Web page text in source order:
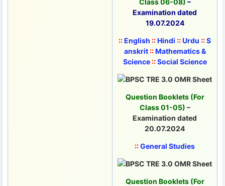
Examination dated
19.07.2024
::English ::Hindi ::Urdu ::S
anskrit :: Mathematics &
Science :: Social Science
Question Booklets (For
Class 01-05) –
Examination dated
20.07.2024
::General Studies
Question Booklets (For